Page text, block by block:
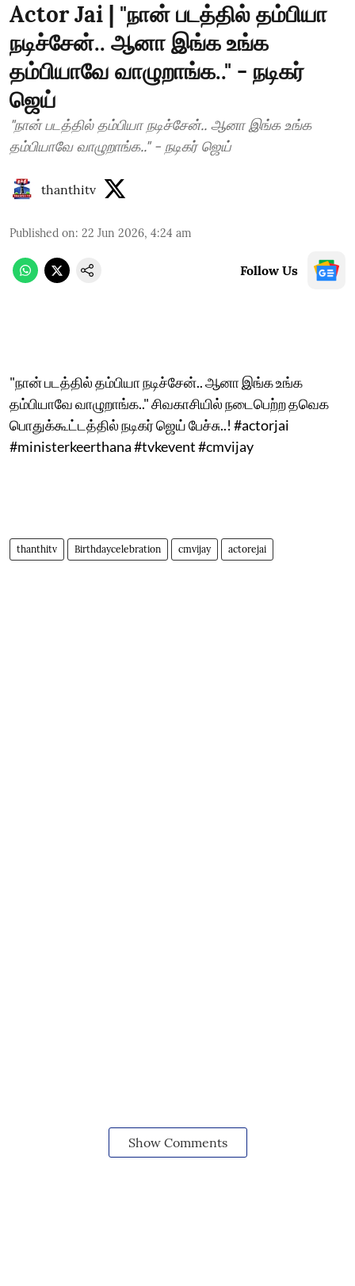
Actor Jai | "நான் படத்தில் தம்பியா
நடிச்சேன்.. ஆனா இங்க உங்க
தம்பியாவே வாழுறாங்க.." - நடிகர்
ஜெய்
"நான் படத்தில் தம்பியா நடிச்சேன்.. ஆனா இங்க உங்க
தம்பியாவே வாழுறாங்க.." - நடிகர் ஜெய்
thanthitv
Published on: 22 Jun 2026, 4:24 am
Follow Us
"நான் படத்தில் தம்பியா நடிச்சேன்.. ஆனா இங்க உங்க
தம்பியாவே வாழுறாங்க.." சிவகாசியில் நடைபெற்ற தவெக
பொதுக்கூட்டத்தில் நடிகர் ஜெய் பேச்சு..! #actorjai
#ministerkeerthana #tvkevent #cmvijay
thanthitv Birthdaycelebration cmvijay actorejai
Show Comments